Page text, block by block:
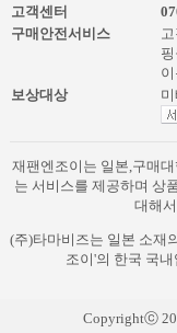
고객센터
구매안전서비스
보상대상
재팬엔조이는 일본,구매
는 서비스를 제공하며 상
대해
(주)타마비즈는 일본 소재
조이'의 한국 국
Copyrightⓒ